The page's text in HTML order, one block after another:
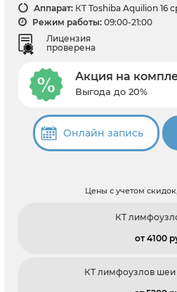
Аппарат: КТ Toshiba Aquilion 16
Режим работы: 09:00-21:00
Лицензия
проверена
Акция на
Выгода до 20%
Онлайн запись
Цены с учетом
КТ
от 4100
КТ лимфоузлов шеи